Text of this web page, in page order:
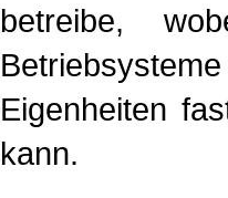
betreibe,
Eigenheiten
kann.